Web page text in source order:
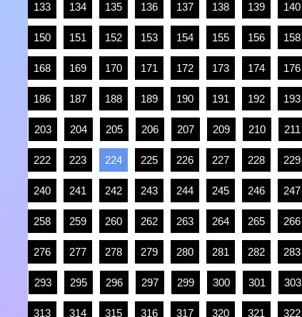
133 134 135 136 137 138 139 140
150 151 152 153 154 155 156 158
168 169 170 171 172 173 174 176
186 187 188 189 190 191 192 193
203 204 205 206 207 209 210 211
222 223 224 225 226 227 228 229
240 241 242 243 244 245 246 247
258 259 260 262 263 264 265 266
276 277 278 279 280 281 282 283
293 295 296 297 299 300 301 303
313 314 315 316 317 320 321 322